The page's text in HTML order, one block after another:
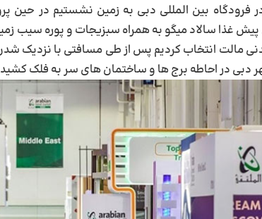
فرودگاه بین المللی دبی به زمین نشستیم در حین
پیش غذا سالاد میگو به همراه سبزیجات و پوره سیب
مالت انتخاب کردیم پس از طی مسافتی با نزدیک
دبی در احاطه برج ها و ساختمان های سر به فلک